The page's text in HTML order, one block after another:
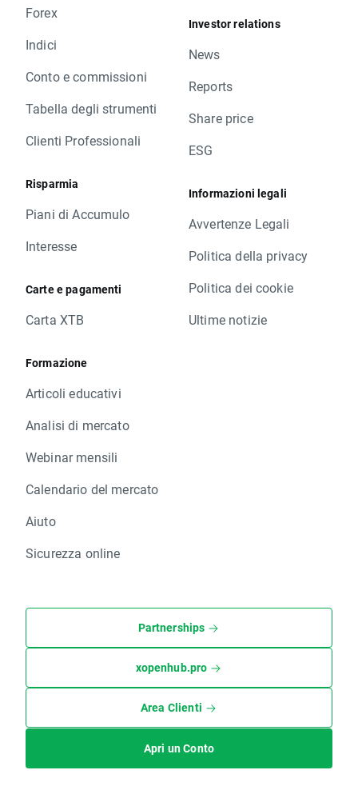
Forex
Indici
Conto e commissioni
Tabella degli strumenti
Clienti Professionali
Risparmia
Piani di Accumulo
Interesse
Carte e pagamenti
Carta XTB
Formazione
Articoli educativi
Analisi di mercato
Webinar mensili
Calendario del mercato
Aiuto
Sicurezza online
Investor relations
News
Reports
Share price
ESG
Informazioni legali
Avvertenze Legali
Politica della privacy
Politica dei cookie
Ultime notizie
Partnerships
xopenhub.pro
Area Clienti
Apri un Conto